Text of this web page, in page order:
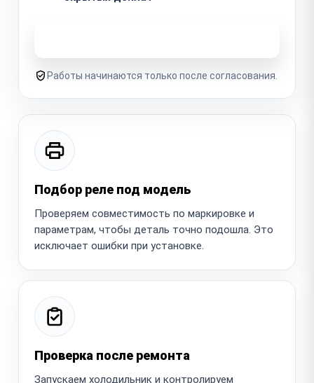
Работы начинаются только после согласования.
Подбор реле под модель
Проверяем совместимость по маркировке и
параметрам, чтобы деталь точно подошла. Это
исключает ошибки при установке.
Проверка после ремонта
Запускаем холодильник и контролируем